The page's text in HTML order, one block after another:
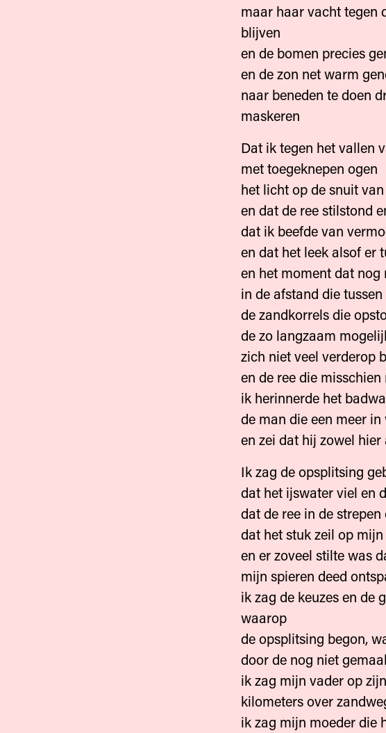
maar haar vacht tegen
blijven
en de bomen precies
en de zon net warm
naar beneden te doen
maskeren
Dat ik tegen het vallen
met toegeknepen ogen
het licht op de snuit
en dat de ree stilstond
dat ik beefde van
en dat het leek alsof er
en het moment dat nog
in de afstand die
de zandkorrels die
de zo langzaam
zich niet veel verderop
en de ree die
ik herinnerde het
de man die een meer
en zei dat hij zowel hier
Ik zag de opsplitsing
dat het ijswater viel en
dat de ree in de
dat het stuk zeil op
en er zoveel stilte was
mijn spieren deed
ik zag de keuzes en de
waarop
de opsplitsing begon,
door de nog niet
ik zag mijn vader op
kilometers over
ik zag mijn moeder die